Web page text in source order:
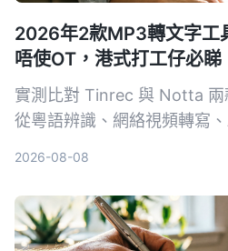
2026年2款MP3轉文字工
唔使OT，港式打工仔必睇
實測比對 Tinrec 與 Notta 兩
從粵語辨識、網絡視頻轉寫
2026-08-08